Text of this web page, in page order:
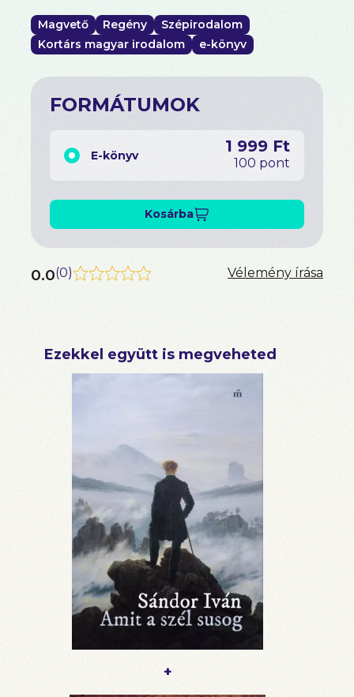
Magvető Regény
Szépirodalom
Kortárs magyar irodalom
e-könyv
FORMÁTUMOK
E-könyv 1 999 Ft
100 pont
Kosárba
0.0(0) Vélemény írása
Ezekkel együtt is megveheted
+